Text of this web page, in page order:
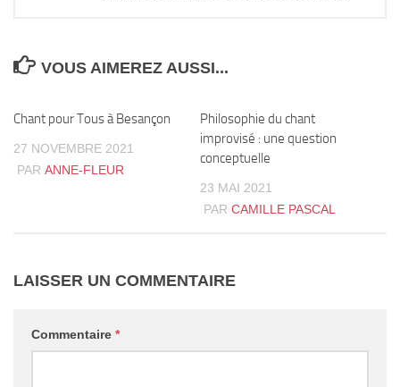
VOUS AIMEREZ AUSSI...
Chant pour Tous à Besançon
27 NOVEMBRE 2021
PAR ANNE-FLEUR
Philosophie du chant
improvisé : une question
conceptuelle
23 MAI 2021
PAR CAMILLE PASCAL
LAISSER UN COMMENTAIRE
Commentaire *